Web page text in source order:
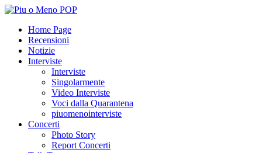
Home Page
Recensioni
Notizie
Interviste
Interviste
Singolarmente
Video Interviste
Voci dalla Quarantena
piuomenointerviste
Concerti
Photo Story
Report Concerti